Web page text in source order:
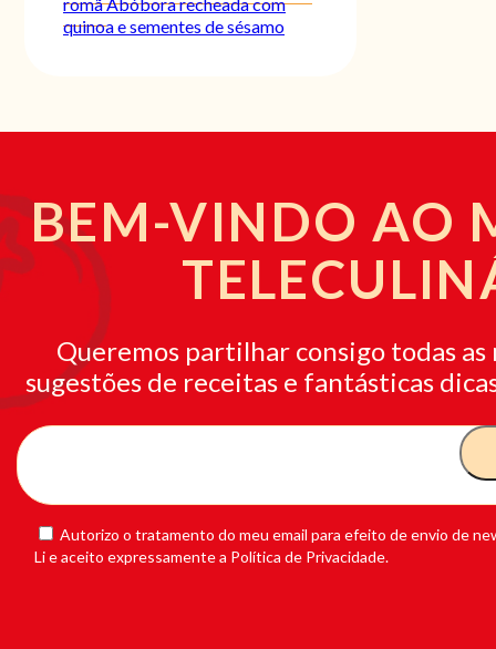
quinoa e sementes de sésamo
BEM-VINDO AO
Queremos partilhar consigo todas as
sugestões de receitas e fantásticas
Autorizo o tratamento do meu email para efeito de envio de
Li e aceito expressamente a Política de Privacidade.